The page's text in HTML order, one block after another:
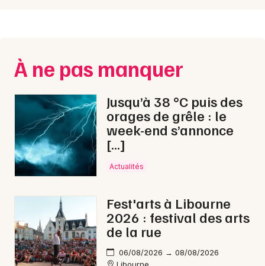
Choisir mes départements
Mon email
Je m'abonne
À ne pas manquer
Jusqu’à 38 °C puis des
orages de grêle : le
week-end s’annonce
[…]
Actualités
Fest'arts à Libourne
2026 : festival des arts
de la rue
06/08/2026 → 08/08/2026
Libourne